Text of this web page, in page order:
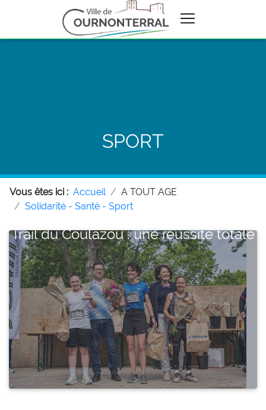
SPORT
Vous êtes ici : Accueil
A TOUT AGE
Solidarité - Santé - Sport
Trail du Coulazou : une réussite totale